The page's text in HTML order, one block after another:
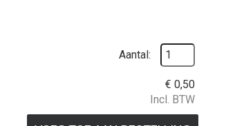
Aantal:
€ 0,50
Incl. BTW